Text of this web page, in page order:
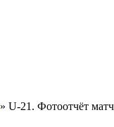
» U-21. Фотоотчёт